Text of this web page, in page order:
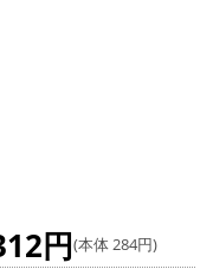
円(本体 284円)